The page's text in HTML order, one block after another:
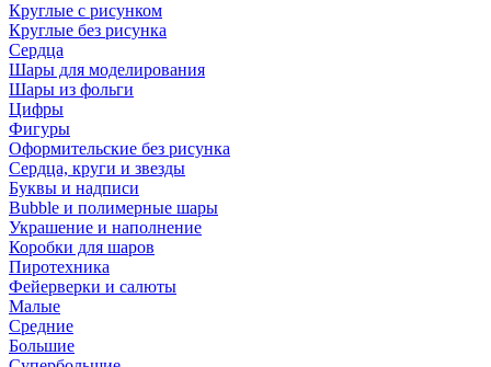
Круглые с рисунком
Круглые без рисунка
Сердца
Шары для моделирования
Шары из фольги
Цифры
Фигуры
Оформительские без рисунка
Сердца, круги и звезды
Буквы и надписи
Bubble и полимерные шары
Украшение и наполнение
Коробки для шаров
Пиротехника
Фейерверки и салюты
Малые
Средние
Большие